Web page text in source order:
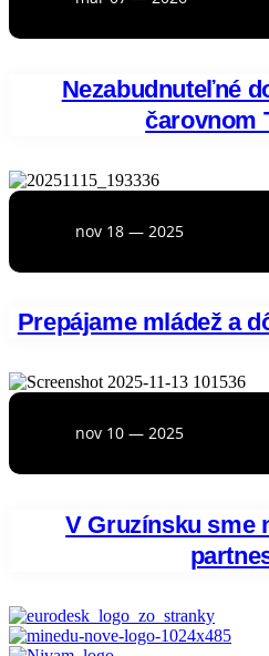
Nezabudnuteľné
čarovnom
nov 18 — 2025
Prepájame mládež a
nov 10 — 2025
V Gruzínsku sme